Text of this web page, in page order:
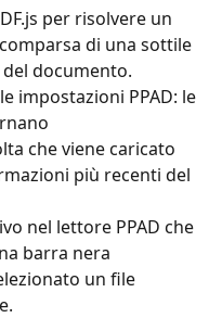
per risolvere un
di una sottile
documento.
impostazioni PPAD: le
che viene caricato
più recenti del
nel lettore PPAD che
barra nera
un file